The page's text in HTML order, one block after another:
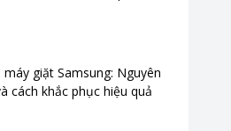
máy giặt Samsung: Nguyên
cách khắc phục hiệu quả